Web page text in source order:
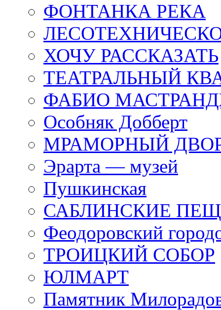
ФОНТАНКА РЕКА
ХОЧУ РАССКАЗАТЬ
ТЕАТРАЛЬНЫЙ
ФАБИО
Особняк Добберт
МРАМОРНЫЙ
Эрарта — музей
Пушкинская
САБЛИНСКИЕ
Феодоровский
ТРОИЦКИЙ СОБОР
ЮЛМАРТ
Памятник